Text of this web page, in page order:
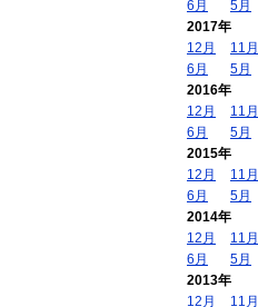
6月
5月
2017年
12月
11月
6月
5月
2016年
12月
11月
6月
5月
2015年
12月
11月
6月
5月
2014年
12月
11月
6月
5月
2013年
12月
11月